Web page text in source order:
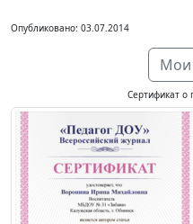
Опубликовано: 03.07.2014
Мои
Сертификат о